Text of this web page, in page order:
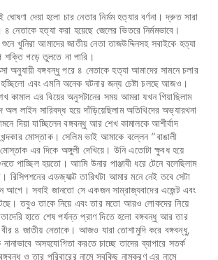
দেয়া হলো চার নেতার নির্মম হত্যার বর্ণনা। দ্রুত সারা
হত্যা করা হয়েছে জেলের ভিতরে নির্মমভাবে।
খুনিরা আমাদের জাতীয় নেতা তাজউদ্দিনসহ সবাইকে হত্যা
শক্তি গড়ে তুলতে না পারি।
অনুযায়ী বঙ্গবন্ধু পরে ৪ নেতাকে হত্যা আমাদের সামনে চলার
এবং এমনি অনেক ঘটনার জন্য চেষ্টা চলছে আজও।
এর বিয়ের অনুসটানের সময় আমরা যখন গিয়াছিলাম
লাইন সারিবদ্ধ হয়ে দাঁড়িয়েছিলাম অতিথিদের অভ্যারথনা
দিয়া যাচ্ছিলেন বঙ্গবন্ধু আর শেখ কামালকে আশীর্বাদ
মোস্তাক। সেলিম ভাই আমাকে বল্লেন “বাঙালী
এর দিকে অঙ্গুলী দেখিয়ে। উনি এতোটা ক্ষুবধ হয়ে
পাচ্ছিল হয়তো। আামি উনার পাঞ্জাবী ধরে টেনে বলেছিলাম
এডজ্যাক্ট তারিখটা আমার মনে নেই তবে সেটা
আগে। সবাই জানতো সে একজন সাম্রাজ্যবাদের এজেন্ট এবং
তবুও তাকে নিয়ে এবং তার মতো আরও লোকদের নিয়ে
হাতে শেষ পর্যন্ত প্রাণ দিতে হলো বঙ্গবন্ধু আর তার
৪ জাতীয় নেতাকে। আজও যারা তোশামুদি করে বঙ্গবন্ধু,
অসহযোগিতা করতে চাচ্ছে তাদের ব্যাপারে সতর্ক
ও তার পরিবারের নামে সবকিছু নামকরণ এর নামে